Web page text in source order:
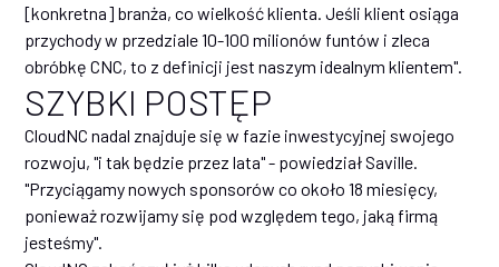
[konkretna] branża, co wielkość klienta. Jeśli klient osiąga
przychody w przedziale 10-100 milionów funtów i zleca
obróbkę CNC, to z definicji jest naszym idealnym klientem".
SZYBKI POSTĘP
CloudNC nadal znajduje się w fazie inwestycyjnej swojego
rozwoju, "i tak będzie przez lata" - powiedział Saville.
"Przyciągamy nowych sponsorów co około 18 miesięcy,
ponieważ rozwijamy się pod względem tego, jaką firmą
jesteśmy".